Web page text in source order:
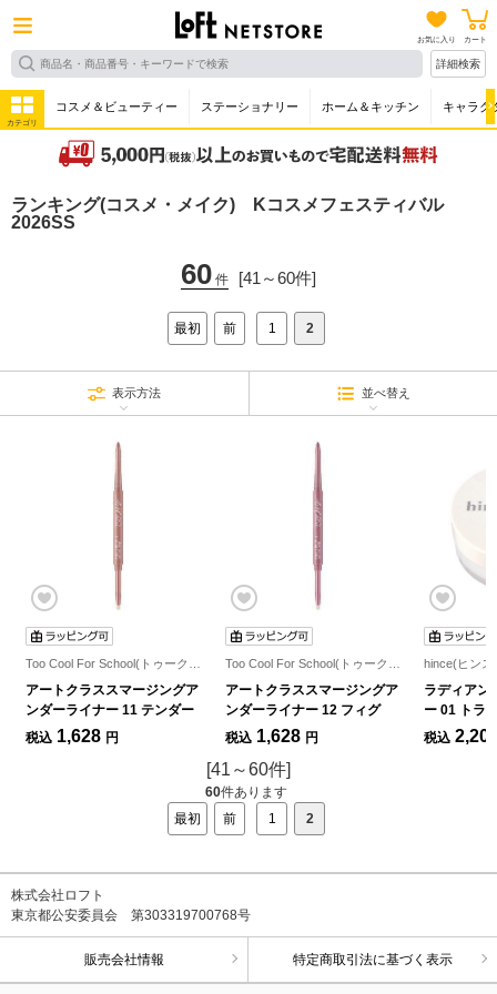
お気に入り カート
詳細検索
カテゴリ
コスメ＆ビューティー ステーショナリー ホーム＆キッチン キャラク
ランキング(コスメ・メイク) Kコスメフェスティバル
2026SS
60 件 [41～60件]
最初 前 1 2
表示方法 並べ替え
アートクラススマージングア
ンダーライナー 11 テンダー
税込 1,628 円
アートクラススマージングア
ンダーライナー 12 フィグ
税込 1,628 円
hince(ヒンス
ラディアン
ー 01 トラ
税込
[41～60件]
60件あります
最初
前 1 2
株式会社ロフト
東京都公安委員会 第303319700768号
販売会社情報 特定商取引法に基づく表示